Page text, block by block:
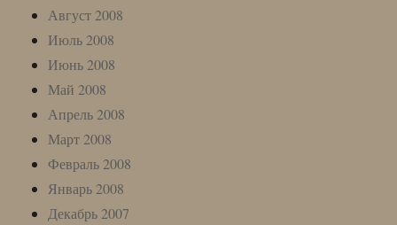
Август 2008
Июль 2008
Июнь 2008
Май 2008
Апрель 2008
Март 2008
Февраль 2008
Январь 2008
Декабрь 2007